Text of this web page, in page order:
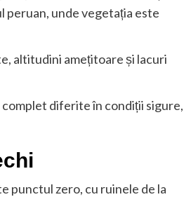
peruan, unde vegetația este
altitudini amețitoare și lacuri
diferite în condiții sigure,
punctul zero, cu ruinele de la